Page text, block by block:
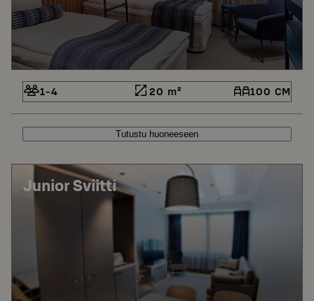
1-4 20 m² 100 CM
Tutustu huoneeseen
Junior Sviitti